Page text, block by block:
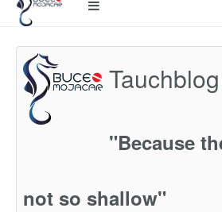
Tauchblog
"Because
not so shallow"